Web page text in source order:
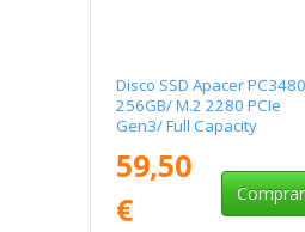
Disco SSD Apacer PC3480
256GB/ M.2 2280 PCIe
Gen3/ Full Capacity
59,50
€
Comprar